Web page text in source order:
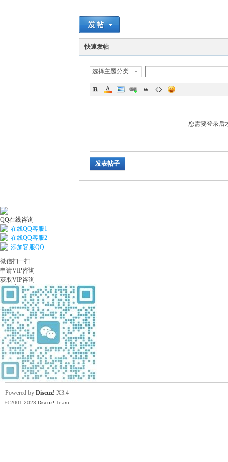
站)
快速发帖
选择主题分类
您需要登录后
发表帖子
QQ在线咨询
在线QQ客服1
在线QQ客服2
添加客服QQ
微信扫一扫
申请VIP咨询
获取VIP咨询
Powered by Discuz! X3.4
© 2001-2023 Discuz! Team